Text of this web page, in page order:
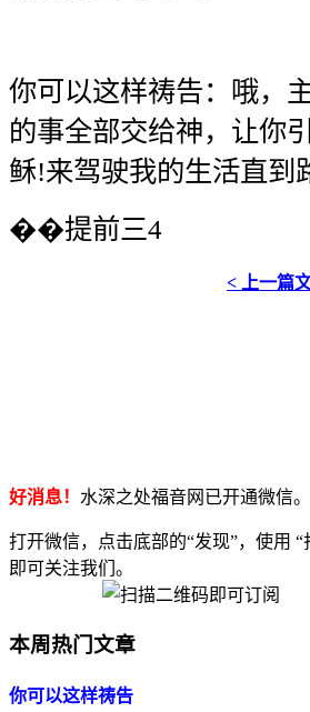
你可以这样祷告：哦，
的事全部交给神，让你
稣!来驾驶我的生活直到
��提前三4
< 上一篇
好消息！ 水深之处福音网已开通微信。
打开微信，点击底部的“发现”，使用 “
即可关注我们。
本周热门文章
你可以这样祷告